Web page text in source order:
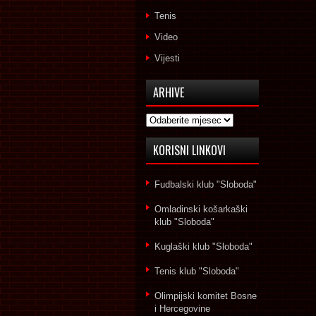
Tenis
Video
Vijesti
ARHIVE
Arhive
KORISNI LINKOVI
Fudbalski klub "Sloboda"
Omladinski košarkaški
klub "Sloboda"
Kuglaški klub "Sloboda"
Tenis klub "Sloboda"
Olimpijski komitet Bosne
i Hercegovine